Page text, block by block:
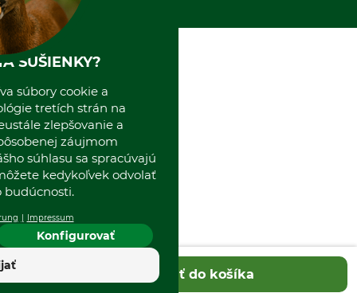
Pridať do košíka
Kolektív GRUBE
Naše pobočky v Európe
SUŠIENKY?
súbory cookie a
tretích strán na
zlepšovanie a
záujmom
súhlasu sa spracúvajú
kedykoľvek odvolať
budúcnosti.
Impressum
Konfigurovať